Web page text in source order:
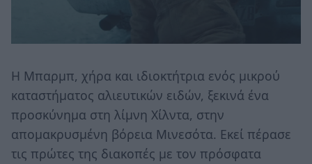
Η Mπαρμπ, χήρα και ιδιοκτήτρια ενός μικρού
καταστήματος αλιευτικών ειδών, ξεκινά ένα
προσκύνημα στη λίμνη Χίλντα, στην
απομακρυσμένη βόρεια Μινεσότα. Εκεί πέρασε
τις πρώτες της διακοπές με τον πρόσφατα